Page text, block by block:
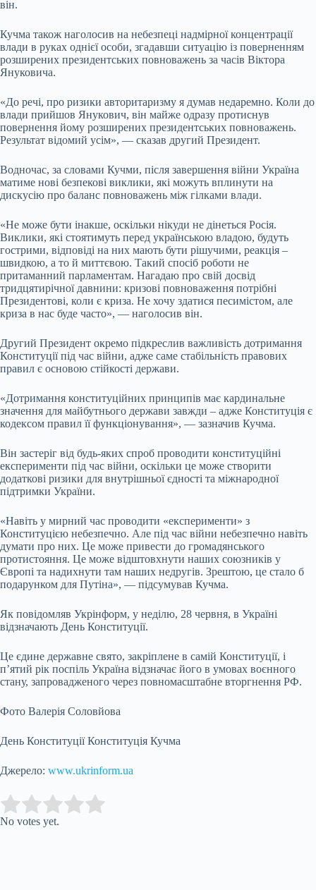
він.
Кучма також наголосив на небезпеці надмірної концентрації
влади в руках однієї особи, згадавши ситуацію із поверненням
розширених президентських повноважень за часів Віктора
Януковича.
«До речі, про ризики авторитаризму я думав недаремно. Коли до
влади прийшов Янукович, він майже одразу протиснув
повернення йому розширених президентських повноважень.
Результат відомий усім», — сказав другий Президент.
Водночас, за словами Кучми, після завершення війни Україна
матиме нові безпекові виклики, які можуть вплинути на
дискусію про баланс повноважень між гілками влади.
«Не може бути інакше, оскільки нікуди не дінеться Росія.
Виклики, які стоятимуть перед українською владою, будуть
гострими, відповіді на них мають бути рішучими, реакція –
швидкою, а то й миттєвою. Такий спосіб роботи не
притаманний парламентам. Нагадаю про свій досвід
тридцятирічної давнини: кризові повноваження потрібні
Президентові, коли є криза. Не хочу здатися песимістом, але
криза в нас буде часто», — наголосив він.
Другий Президент окремо підкреслив важливість дотримання
Конституції під час війни, адже саме стабільність правових
правил є основою стійкості держави.
«Дотримання конституційних принципів має кардинальне
значення для майбутнього держави завжди – адже Конституція є
кодексом правил її функціонування», — зазначив Кучма.
Він застеріг від будь-яких спроб проводити конституційні
експерименти під час війни, оскільки це може створити
додаткові ризики для внутрішньої єдності та міжнародної
підтримки України.
«Навіть у мирний час проводити «експерименти» з
Конституцією небезпечно. Але під час війни небезпечно навіть
думати про них. Це може привести до громадянського
протистояння. Це може відштовхнути наших союзників у
Європі та надихнути там наших недругів. Зрештою, це стало б
подарунком для Путіна», — підсумував Кучма.
Як повідомляв Укрінформ, у неділю, 28 червня, в Україні
відзначають День Конституції.
Це єдине державне свято, закріплене в самій Конституції, і
п’ятий рік поспіль Україна відзначає його в умовах воєнного
стану, запровадженого через повномасштабне вторгнення РФ.
Фото Валерія Соловйова
День Конституції Конституція Кучма
Джерело: www.ukrinform.ua
Rate this item:
No votes yet.